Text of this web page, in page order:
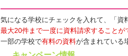
気になる学校にチェックを入れて、「資
最大20件まで一度に資料請求することが
一部の学校で有料の資料が含まれている